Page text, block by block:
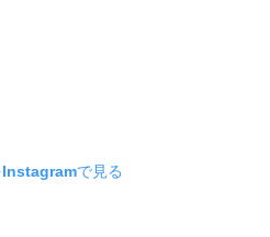
Instagramで見る